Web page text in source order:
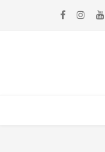
Skip to navigation